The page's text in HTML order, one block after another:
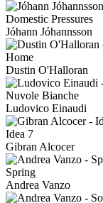
Domestic Pressures
Jóhann Jóhannsson
Home
Dustin O'Halloran
Nuvole Bianche
Ludovico Einaudi
Idea 7
Gibran Alcocer
Spring
Andrea Vanzo